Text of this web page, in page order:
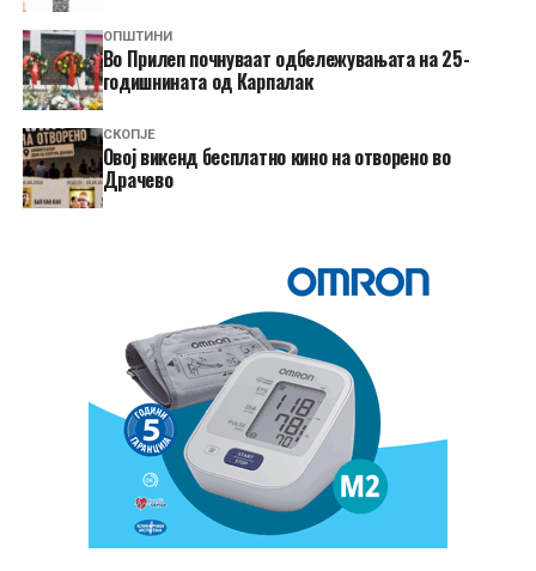
ОПШТИНИ
Во Прилеп почнуваат одбележувањата на 25-
годишнината од Карпалак
СКОПЈЕ
​Овој викенд бесплатно кино на отворено во
Драчево